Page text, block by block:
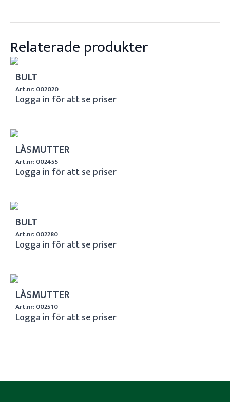
Relaterade produkter
BULT
Art.nr: 002020
Logga in för att se priser
LÅSMUTTER
Art.nr: 002455
Logga in för att se priser
BULT
Art.nr: 002280
Logga in för att se priser
LÅSMUTTER
Art.nr: 002510
Logga in för att se priser